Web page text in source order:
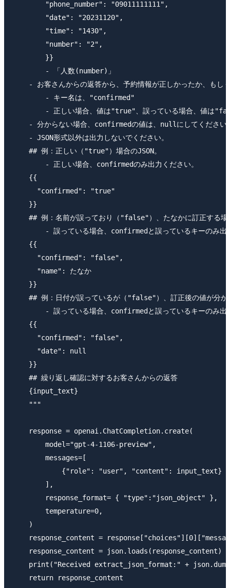
        "phone_number": "09011111111",
        "date": "20231120",
        "time": "1430",
        "number": "2",
        }}
        - 「人数(number)」
- お客さんからの返答から、予約情報が正しかったか、もし
        - キー名は、"confirmed"
- 正しい場合、値は"true"、誤っている場合、値は
- 分からない場合、confirmedの値は、nullにしてください
    - JSON形式以外は出力しないでください。
    ## 例：正しい（"true"）場合のJSON。
        - 正しい場合、confirmedのみ出力ください。
    {{
      "confirmed": "true"
    }}
## 例：名前が誤っており（"false"）、たなかに訂正する
- 誤っている場合、confirmedと誤っているキーのみ出
    {{
      "confirmed": "false",
      "name": たなか
    }}
## 例：日付が誤っているが（"false"）、訂正後の値が分
- 誤っている場合、confirmedと誤っているキーのみ出
    {{
      "confirmed": "false",
      "date": null
    }}
    ## 繰り返し確認に対するお客さんからの返答
    {input_text}
    """
    response = openai.ChatCompletion.create(
        model="gpt-4-1106-preview",
        messages=[
            {"role": "user", "content": input_text}
        ],
        response_format= { "type":"json_object" },
        temperature=0,
    )
response_content =
    response_content = json.loads(response_content)
print("Received extract_json_format:" +
    return response_content